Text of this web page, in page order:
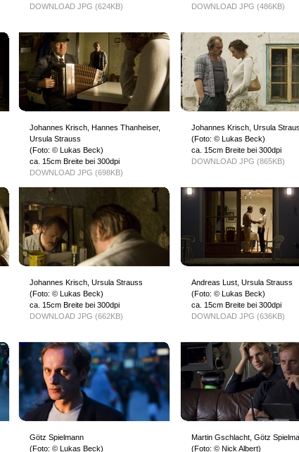
DOWNLOAD JPG (486KB)
DOWNLOAD JPG (624KB)
Johannes Krisch, Ursula
(Foto: © Lukas Beck)
ca. 15cm Breite bei 300dpi
DOWNLOAD JPG (865KB)
Johannes Krisch, Hannes Thanheiser,
Ursula Strauss
(Foto: © Lukas Beck)
ca. 15cm Breite bei 300dpi
DOWNLOAD JPG (698KB)
Andreas Lust, Ursula Strauss
(Foto: © Lukas Beck)
ca. 15cm Breite bei 300dpi
DOWNLOAD JPG (636KB)
Johannes Krisch, Ursula Strauss
(Foto: © Lukas Beck)
ca. 15cm Breite bei 300dpi
DOWNLOAD JPG (662KB)
Martin Gschlacht, Götz
(Foto: © Nick Albert)
Götz Spielmann
(Foto: © Lukas Beck)